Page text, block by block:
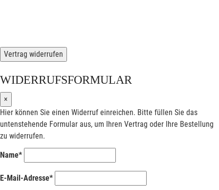
Vertrag widerrufen
WIDERRUFSFORMULAR
×
Hier können Sie einen Widerruf einreichen. Bitte füllen Sie das
untenstehende Formular aus, um Ihren Vertrag oder Ihre Bestellung
zu widerrufen.
Name*
E-Mail-Adresse*